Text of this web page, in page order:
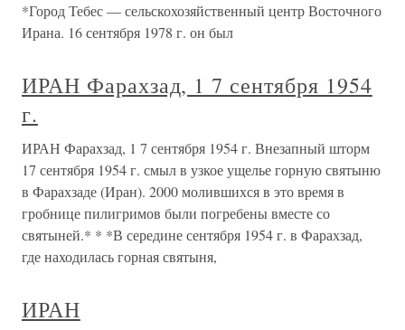
*Город Тебес — сельскохозяйственный центр Восточного
Ирана. 16 сентября 1978 г. он был
ИРАН Фарахзад, 1 7 сентября 1954
г.
ИРАН Фарахзад, 1 7 сентября 1954 г. Внезапный шторм
17 сентября 1954 г. смыл в узкое ущелье горную святыню
в Фарахзаде (Иран). 2000 молившихся в это время в
гробнице пилигримов были погребены вместе со
святыней.* * *В середине сентября 1954 г. в Фарахзад,
где находилась горная святыня,
ИРАН